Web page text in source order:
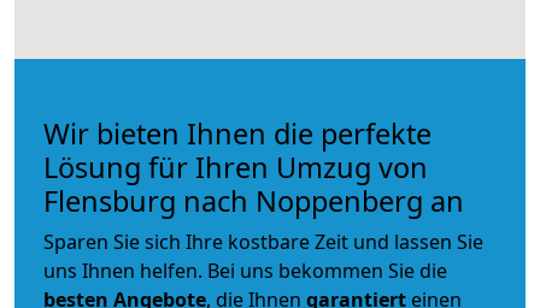
Wir bieten Ihnen die perfekte
Lösung für Ihren Umzug von
Flensburg nach Noppenberg an
Sparen Sie sich Ihre kostbare Zeit und lassen Sie
uns Ihnen helfen. Bei uns bekommen Sie die
besten Angebote, die Ihnen garantiert einen